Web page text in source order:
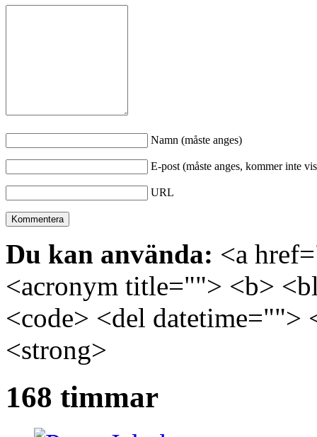
Namn (måste anges)
E-post (måste anges, kommer inte
URL
Du kan använda: <a
<acronym title=""> <b>
<code> <del
<strong>
168 timmar